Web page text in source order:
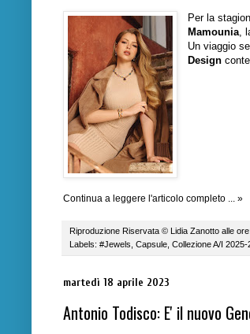
Per la
Mamounia,
Un viaggio
Design
Continua a leggere l'articolo completo ... »
Riproduzione Riservata © Lidia Zanotto alle ore:
Labels: #Jewels, Capsule, Collezione A/I 2025-
martedì 18 aprile 2023
Antonio Todisco: E' il nuovo